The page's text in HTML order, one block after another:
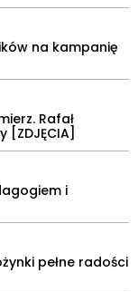
na kampanię
Rafał
[ZDJĘCIA]
i
pełne radości